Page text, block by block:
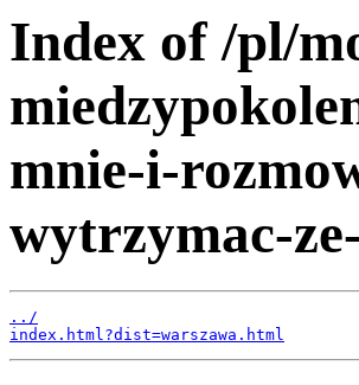
Index of /pl/
mnie-i-
wytrzymac-
../
index.html?dist=warszawa.html